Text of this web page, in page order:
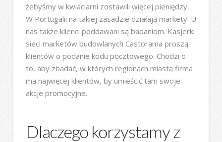
żebyśmy w kwiaciarni zostawili więcej pieniędzy.
W Portugalii na takiej zasadzie działają markety. U
nas także klienci poddawani są badaniom. Kasjerki
sieci marketów budowlanych Castorama proszą
klientów o podanie kodu pocztowego. Chodzi o
to, aby zbadać, w których regionach miasta firma
ma najwięcej klientów, by umieścić tam swoje
akcje promocyjne.
Dlaczego korzystamy z